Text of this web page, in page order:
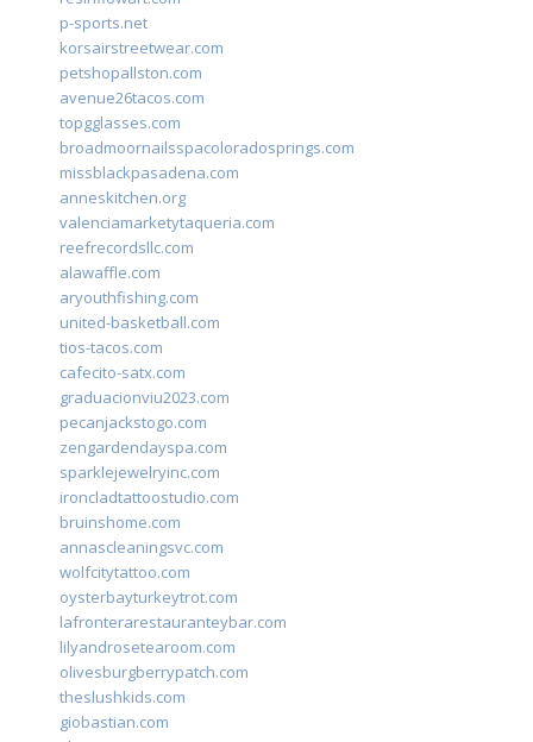
p-sports.net
korsairstreetwear.com
petshopallston.com
avenue26tacos.com
topgglasses.com
broadmoornailsspacoloradosprings.com
missblackpasadena.com
anneskitchen.org
valenciamarketytaqueria.com
reefrecordsllc.com
alawaffle.com
aryouthfishing.com
united-basketball.com
tios-tacos.com
cafecito-satx.com
graduacionviu2023.com
pecanjackstogo.com
zengardendayspa.com
sparklejewelryinc.com
ironcladtattoostudio.com
bruinshome.com
annascleaningsvc.com
wolfcitytattoo.com
oysterbayturkeytrot.com
lafronterarestauranteybar.com
lilyandrosetearoom.com
olivesburgberrypatch.com
theslushkids.com
giobastian.com